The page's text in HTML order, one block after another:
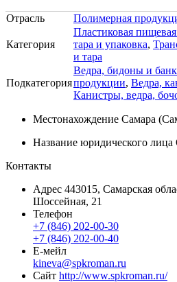
Отрасль Полимерная
Категория
Пластиковая пищевая
тара и упаковка,
и тара
Подкатегория
Ведра, бидоны и
продукции, Ведра,
Канистры, ведра,
Местонахождение Самара
Название юридического лица
Контакты
Адрес 443015, Самарская
Шоссейная, 21
Телефон
+7 (846) 202-00-30
+7 (846) 202-00-40
Е-мейл
kineva@spkroman.ru
Сайт http://www.spkroman.ru/